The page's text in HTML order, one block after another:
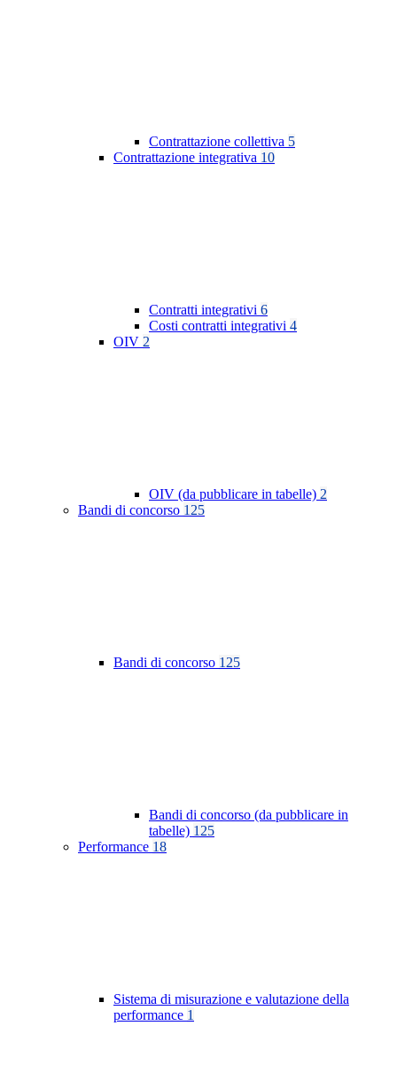
Contrattazione collettiva 5
Contrattazione integrativa 10
Contratti integrativi 6
Costi contratti integrativi 4
OIV 2
OIV (da pubblicare in tabelle) 2
Bandi di concorso 125
Bandi di concorso 125
Bandi di concorso (da pubblicare in
tabelle) 125
Performance 18
Sistema di misurazione e valutazione della
performance 1